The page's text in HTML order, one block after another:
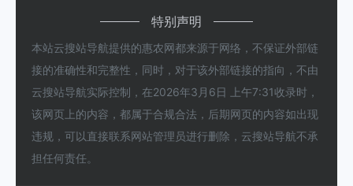
特别声明
本站云搜站导航提供的惠农网都来源于网络，不保证外部链
接的准确性和完整性，同时，对于该外部链接的指向，不由
云搜站导航实际控制，在2026年3月6日 上午7:31收录时，
该网页上的内容，都属于合规合法，后期网页的内容如出现
违规，可以直接联系网站管理员进行删除，云搜站导航不承
担任何责任。